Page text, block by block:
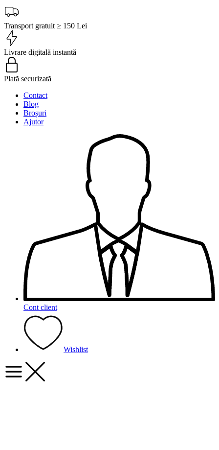
Transport gratuit ≥ 150 Lei
Livrare digitală instantă
Plată securizată
Contact
Blog
Broșuri
Ajutor
Cont client
Wishlist